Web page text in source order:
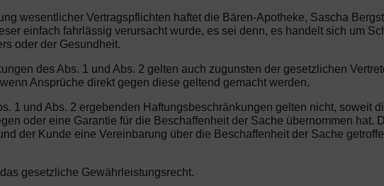
wesentlicher Vertragspflichten haftet die Bären-Apotheke, Sascha
einfach fahrlässig verursacht wurde, es sei denn, es handelt sich um
oder der Gesundheit.
des Abs. 1 und Abs. 2 gelten auch zugunsten der gesetzlichen
Ansprüche direkt gegen diese geltend gemacht werden.
1 und Abs. 2 ergebenden Haftungsbeschränkungen gelten nicht, soweit
oder eine Garantie für die Beschaffenheit der Sache übernommen hat.
der Kunde eine Vereinbarung über die Beschaffenheit der Sache
gesetzliche Gewährleistungsrecht.